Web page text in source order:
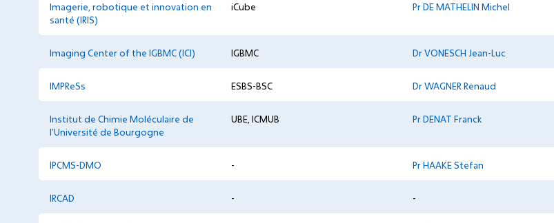
Imagerie, robotique et innovation en
santé (IRIS)
iCube Pr DE MATHELIN Michel
Imaging Center of the IGBMC (ICI) IGBMC Dr VONESCH Jean-Luc
IMPReSs ESBS-BSC Dr WAGNER Renaud
Institut de Chimie Moléculaire de
l'Université de Bourgogne
UBE, ICMUB Pr DENAT Franck
IPCMS-DMO - Pr HAAKE Stefan
IRCAD - -